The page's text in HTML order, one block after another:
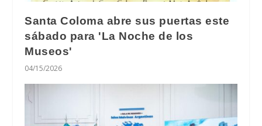
Santa Coloma abre sus puertas este
sábado para 'La Noche de los
Museos'
04/15/2026